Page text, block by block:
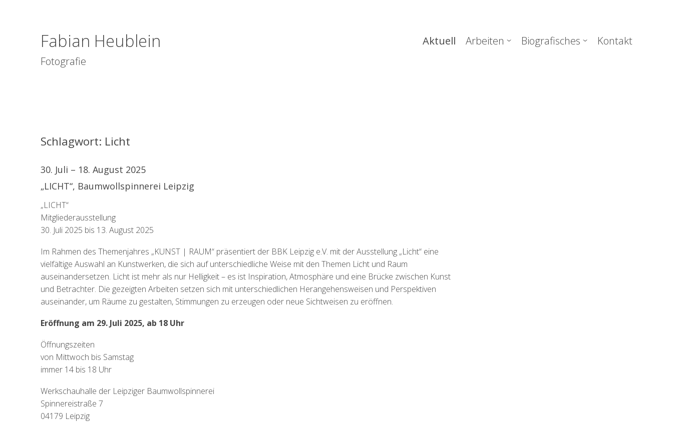
Fabian Heublein
Fotografie
Hauptnavigation
Aktuell Arbeiten Biografisches Kontakt
Schlagwort: Licht
30. Juli – 18. August 2025
„LICHT“, Baumwollspinnerei Leipzig
„LICHT“
Mitgliederausstellung
30. Juli 2025 bis 13. August 2025
Im Rahmen des Themenjahres „KUNST | RAUM“ präsentiert der BBK Leipzig e.V. mit der Ausstellung „Licht“ eine
vielfältige Auswahl an Kunstwerken, die sich auf unterschiedliche Weise mit den Themen Licht und Raum
auseinandersetzen. Licht ist mehr als nur Helligkeit – es ist Inspiration, Atmosphäre und eine Brücke zwischen Kunst
und Betrachter. Die gezeigten Arbeiten setzen sich mit unterschiedlichen Herangehensweisen und Perspektiven
auseinander, um Räume zu gestalten, Stimmungen zu erzeugen oder neue Sichtweisen zu eröffnen.
Eröffnung am 29. Juli 2025, ab 18 Uhr
Öffnungszeiten
von Mittwoch bis Samstag
immer 14 bis 18 Uhr
Werkschauhalle der Leipziger Baumwollspinnerei
Spinnereistraße 7
04179 Leipzig